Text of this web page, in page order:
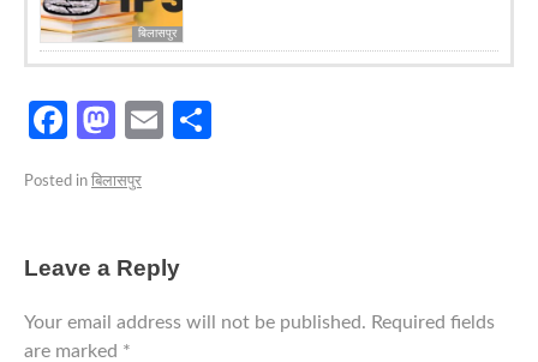
बिलासपुर
Facebook
Mastodon
Email
Posted in बिलासपुर
Leave a Reply
Your email address will not be published. Required fields
are marked *